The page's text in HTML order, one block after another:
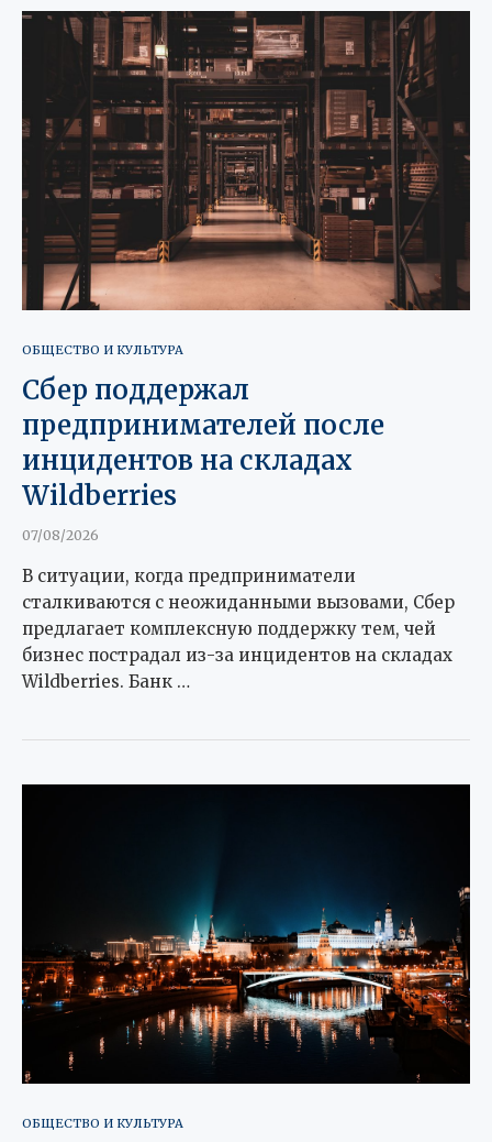
ОБЩЕСТВО И КУЛЬТУРА
Сбер поддержал
предпринимателей после
инцидентов на складах
Wildberries
07/08/2026
В ситуации, когда предприниматели
сталкиваются с неожиданными вызовами, Сбер
предлагает комплексную поддержку тем, чей
бизнес пострадал из-за инцидентов на складах
Wildberries. Банк …
ОБЩЕСТВО И КУЛЬТУРА